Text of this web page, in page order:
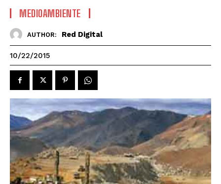
MEDIOAMBIENTE
AUTHOR: Red Digital
10/22/2015